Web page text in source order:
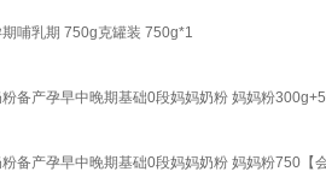
哺乳期 750g克罐装 750g*1
备产孕早中晚期基础0段妈妈奶粉 妈妈粉
备产孕早中晚期基础0段妈妈奶粉 妈妈粉750【